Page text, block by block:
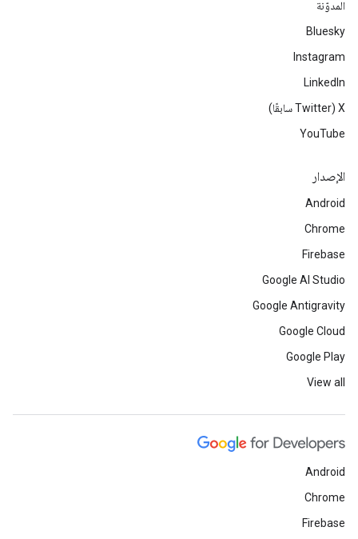
المدوّنة
Bluesky
Instagram
LinkedIn
‫X ‏(Twitter سابقًا)
YouTube
الإصدار
Android
Chrome
Firebase
Google AI Studio
Google Antigravity
Google Cloud
Google Play
View all
Android
Chrome
Firebase